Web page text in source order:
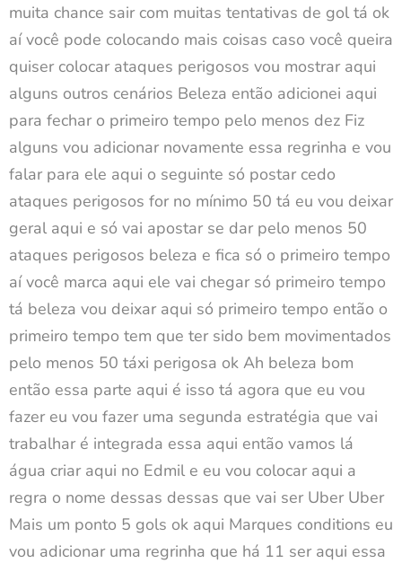
muita chance sair com muitas tentativas de gol tá ok
aí você pode colocando mais coisas caso você queira
quiser colocar ataques perigosos vou mostrar aqui
alguns outros cenários Beleza então adicionei aqui
para fechar o primeiro tempo pelo menos dez Fiz
alguns vou adicionar novamente essa regrinha e vou
falar para ele aqui o seguinte só postar cedo
ataques perigosos for no mínimo 50 tá eu vou deixar
geral aqui e só vai apostar se dar pelo menos 50
ataques perigosos beleza e fica só o primeiro tempo
aí você marca aqui ele vai chegar só primeiro tempo
tá beleza vou deixar aqui só primeiro tempo então o
primeiro tempo tem que ter sido bem movimentados
pelo menos 50 táxi perigosa ok Ah beleza bom
então essa parte aqui é isso tá agora que eu vou
fazer eu vou fazer uma segunda estratégia que vai
trabalhar é integrada essa aqui então vamos lá
água criar aqui no Edmil e eu vou colocar aqui a
regra o nome dessas dessas que vai ser Uber Uber
Mais um ponto 5 gols ok aqui Marques conditions eu
vou adicionar uma regrinha que há 11 ser aqui essa